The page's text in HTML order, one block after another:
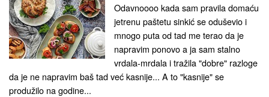
Odavnoooo kada sam pravila domaću
jetrenu paštetu sinkić se oduševio i
mnogo puta od tad me terao da je
napravim ponovo a ja sam stalno
vrdala-mrdala i tražila "dobre" razloge
da je ne napravim baš tad već kasnije... A to "kasnije" se
produžilo na godine...